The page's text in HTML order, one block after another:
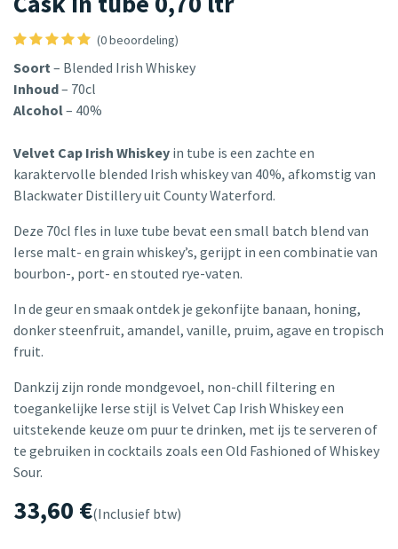
(0 beoordeling)
Soort– Blended Irish Whiskey
Inhoud– 70cl
Alcohol– 40%
Velvet Cap Irish Whiskey in tube is een zachte en
karaktervolle blended Irish whiskey van 40%, afkomstig van
Blackwater Distillery uit County Waterford.
Deze 70cl fles in luxe tube bevat een small batch blend van
Ierse malt- en grain whiskey’s, gerijpt in een combinatie van
bourbon-, port- en stouted rye-vaten.
In de geur en smaak ontdek je gekonfijte banaan, honing,
donker steenfruit, amandel, vanille, pruim, agave en tropisch
fruit.
Dankzij zijn ronde mondgevoel, non-chill filtering en
toegankelijke Ierse stijl is Velvet Cap Irish Whiskey een
uitstekende keuze om puur te drinken, met ijs te serveren of
te gebruiken in cocktails zoals een Old Fashioned of Whiskey
Sour.
33,60 €(Inclusief btw)